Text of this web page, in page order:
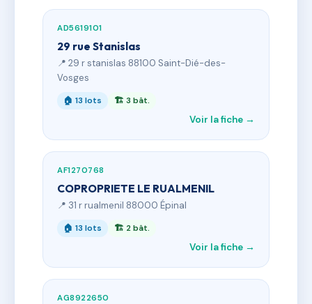
AD5619101
29 rue Stanislas
📍 29 r stanislas 88100 Saint-Dié-des-
Vosges
🏠 13 lots 🏗 3 bât.
Voir la fiche →
AF1270768
COPROPRIETE LE RUALMENIL
📍 31 r rualmenil 88000 Épinal
🏠 13 lots 🏗 2 bât.
Voir la fiche →
AG8922650